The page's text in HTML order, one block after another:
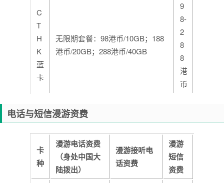
C
T
H
K
蓝
卡
无限期套餐：98港币/10GB；188
港币/20GB；288港币/40GB
9
8-
2
8
8
港
币
电话与短信漫游资费
卡
种
漫游电话资费
（身处中国大
陆拨出）
漫游接听电
话资费
漫游
短信
资费